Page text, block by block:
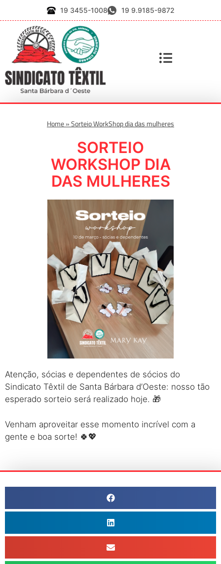
19 3455-1008 19 9.9185-9872
Home»Sorteio WorkShop dia das mulheres
SORTEIO
WORKSHOP DIA
DAS MULHERES
Atenção, sócias e dependentes de sócios do
Sindicato Têxtil de Santa Bárbara d’Oeste: nosso tão
esperado sorteio será realizado hoje. 🎁
Venham aproveitar esse momento incrível com a
gente e boa sorte! 🍀💖